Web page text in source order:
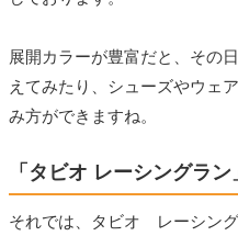
展開カラーが豊富だと、その
えてみたり、シューズやウェ
み方ができますね。
「タビオ レーシングラ
それでは、タビオ レーシン